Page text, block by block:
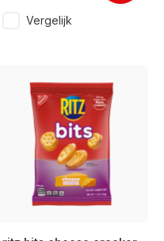
Vergelijk